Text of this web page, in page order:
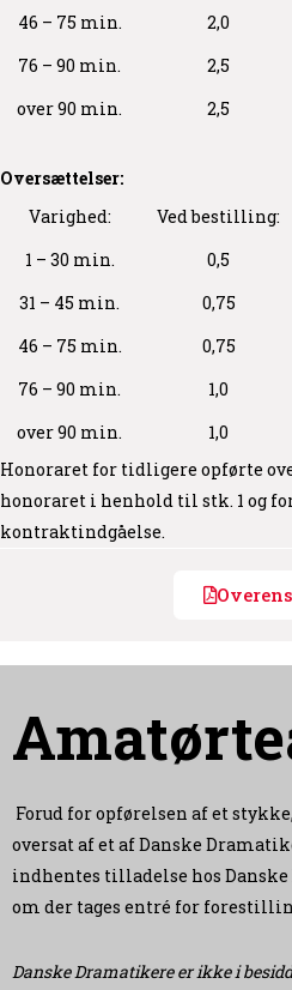
46 – 75 min.
2,0
76 – 90 min.
2,5
over 90 min.
2,5
Oversættelser:
Varighed:
Ved bestilling:
1 – 30 min.
0,5
31 – 45 min.
0,75
46 – 75 min.
0,75
76 – 90 min.
1,0
over 90 min.
1,0
Honoraret for tidligere opførte
honoraret i henhold til stk. 1 og
kontraktindgåelse.
Forud for opførelsen af et
oversat af et af Danske
indhentes tilladelse hos
om der tages entré for
Danske Dramatikere er ikke i